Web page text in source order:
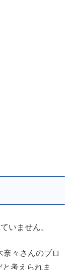
いません。
々さんのブロ
考えられま